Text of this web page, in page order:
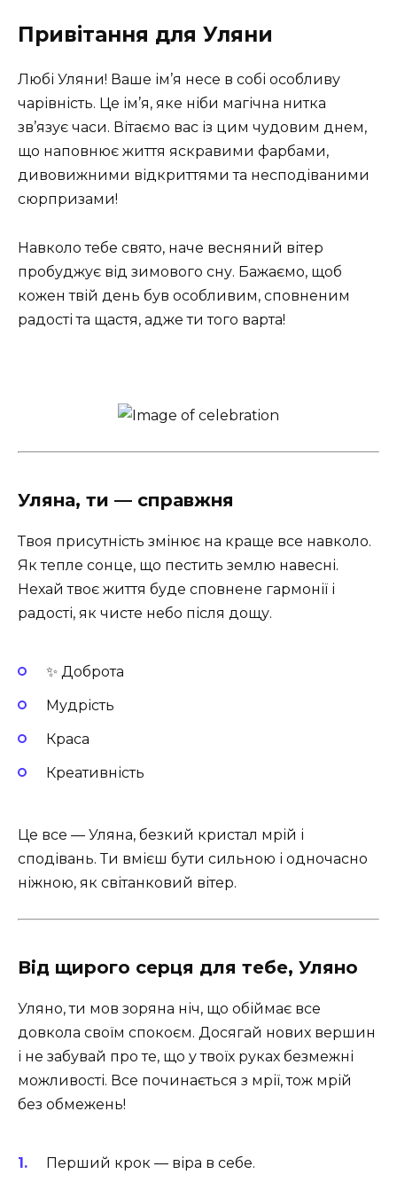
Привітання для Уляни
Любі Уляни! Ваше ім’я несе в собі особливу
чарівність. Це ім’я, яке ніби магічна нитка
зв’язує часи. Вітаємо вас із цим чудовим днем,
що наповнює життя яскравими фарбами,
дивовижними відкриттями та несподіваними
сюрпризами!
Навколо тебе свято, наче весняний вітер
пробуджує від зимового сну. Бажаємо, щоб
кожен твій день був особливим, сповненим
радості та щастя, адже ти того варта!
Уляна, ти — справжня
Твоя присутність змінює на краще все навколо.
Як тепле сонце, що пестить землю навесні.
Нехай твоє життя буде сповнене гармонії і
радості, як чисте небо після дощу.
✨ Доброта
Мудрість
Краса
Креативність
Це все — Уляна, безкий кристал мрій і
сподівань. Ти вмієш бути сильною і одночасно
ніжною, як світанковий вітер.
Від щирого серця для тебе, Уляно
Уляно, ти мов зоряна ніч, що обіймає все
довкола своїм спокоєм. Досягай нових вершин
і не забувай про те, що у твоїх руках безмежні
можливості. Все починається з мрії, тож мрій
без обмежень!
Перший крок — віра в себе.